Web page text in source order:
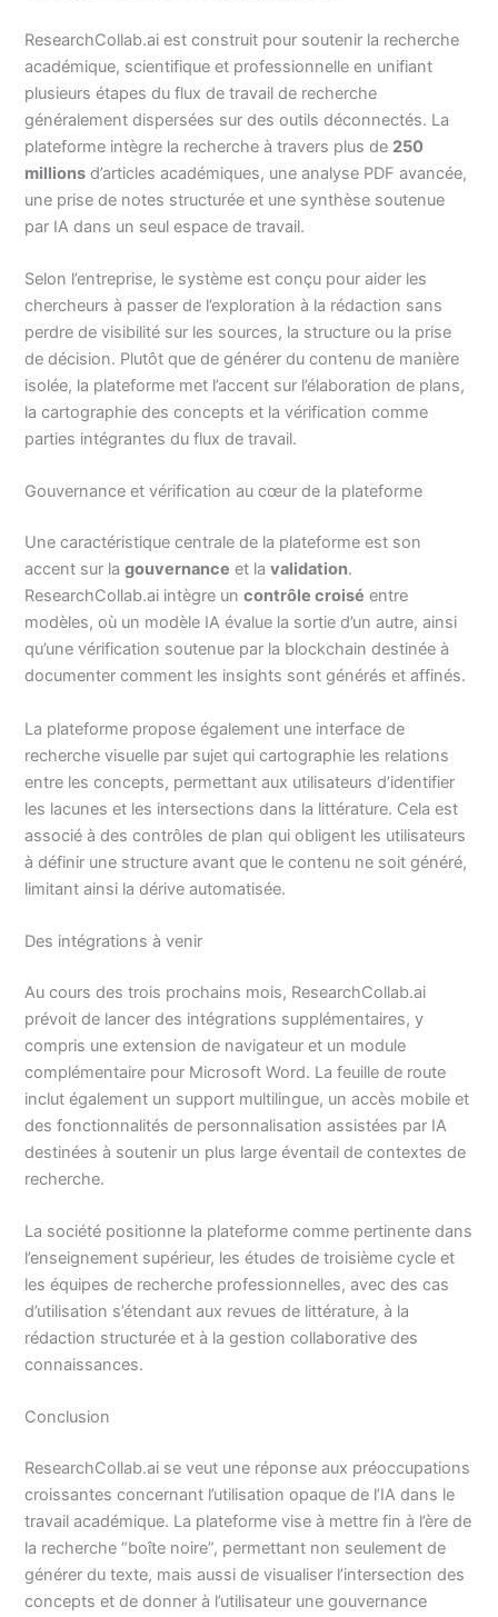
ResearchCollab.ai est construit pour soutenir la recherche
académique, scientifique et professionnelle en unifiant
plusieurs étapes du flux de travail de recherche
généralement dispersées sur des outils déconnectés. La
plateforme intègre la recherche à travers plus de 250
millions d’articles académiques, une analyse PDF avancée,
une prise de notes structurée et une synthèse soutenue
par IA dans un seul espace de travail.
Selon l’entreprise, le système est conçu pour aider les
chercheurs à passer de l’exploration à la rédaction sans
perdre de visibilité sur les sources, la structure ou la prise
de décision. Plutôt que de générer du contenu de manière
isolée, la plateforme met l’accent sur l’élaboration de plans,
la cartographie des concepts et la vérification comme
parties intégrantes du flux de travail.
Gouvernance et vérification au cœur de la plateforme
Une caractéristique centrale de la plateforme est son
accent sur lagouvernance et lavalidation.
ResearchCollab.ai intègre uncontrôle croisé entre
modèles, où un modèle IA évalue la sortie d’un autre, ainsi
qu’une vérification soutenue par la blockchain destinée à
documenter comment les insights sont générés et affinés.
La plateforme propose également une interface de
recherche visuelle par sujet qui cartographie les relations
entre les concepts, permettant aux utilisateurs d’identifier
les lacunes et les intersections dans la littérature. Cela est
associé à des contrôles de plan qui obligent les utilisateurs
à définir une structure avant que le contenu ne soit généré,
limitant ainsi la dérive automatisée.
Des intégrations à venir
Au cours des trois prochains mois, ResearchCollab.ai
prévoit de lancer des intégrations supplémentaires, y
compris une extension de navigateur et un module
complémentaire pour Microsoft Word. La feuille de route
inclut également un support multilingue, un accès mobile et
des fonctionnalités de personnalisation assistées par IA
destinées à soutenir un plus large éventail de contextes de
recherche.
La société positionne la plateforme comme pertinente dans
l’enseignement supérieur, les études de troisième cycle et
les équipes de recherche professionnelles, avec des cas
d’utilisation s’étendant aux revues de littérature, à la
rédaction structurée et à la gestion collaborative des
connaissances.
Conclusion
ResearchCollab.ai se veut une réponse aux préoccupations
croissantes concernant l’utilisation opaque de l’IA dans le
travail académique. La plateforme vise à mettre fin à l’ère de
la recherche “boîte noire”, permettant non seulement de
générer du texte, mais aussi de visualiser l’intersection des
concepts et de donner à l’utilisateur une gouvernance